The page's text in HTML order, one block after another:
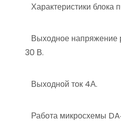
Характеристики блока
Выходное напряжение
30 В.
Выходной ток 4А.
Работа микросхемы